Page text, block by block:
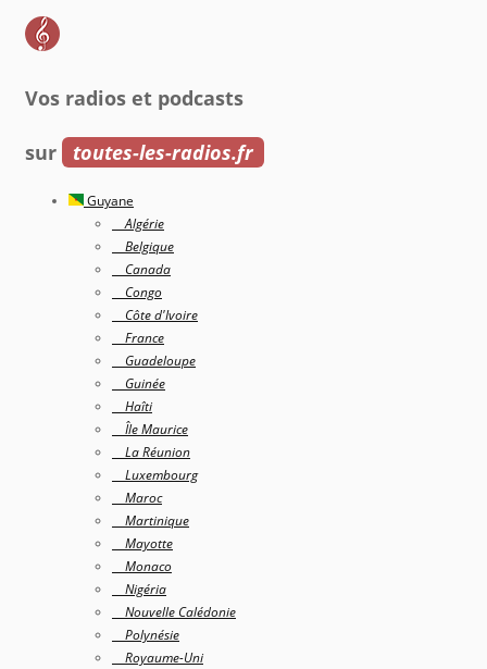
Vos radios et podcasts
sur toutes-les-radios.fr
Guyane
Algérie
Belgique
Canada
Congo
Côte d'Ivoire
France
Guadeloupe
Guinée
Haîti
Île Maurice
La Réunion
Luxembourg
Maroc
Martinique
Mayotte
Monaco
Nigéria
Nouvelle Calédonie
Polynésie
Royaume-Uni